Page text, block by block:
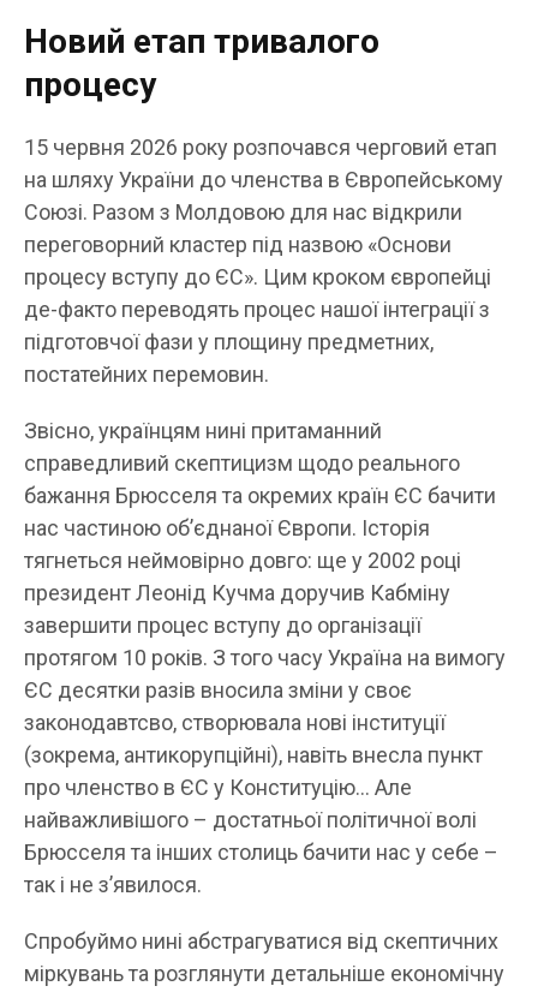
Новий етап тривалого
процесу
15 червня 2026 року розпочався черговий етап
на шляху України до членства в Європейському
Союзі. Разом з Молдовою для нас відкрили
переговорний кластер під назвою «Основи
процесу вступу до ЄС». Цим кроком європейці
де-факто переводять процес нашої інтеграції з
підготовчої фази у площину предметних,
постатейних перемовин.
Звісно, українцям нині притаманний
справедливий скептицизм щодо реального
бажання Брюсселя та окремих країн ЄС бачити
нас частиною об’єднаної Європи. Історія
тягнеться неймовірно довго: ще у 2002 році
президент Леонід Кучма доручив Кабміну
завершити процес вступу до організації
протягом 10 років. З того часу Україна на вимогу
ЄС десятки разів вносила зміни у своє
законодавтсво, створювала нові інституції
(зокрема, антикорупційні), навіть внесла пункт
про членство в ЄС у Конституцію… Але
найважливішого – достатньої політичної волі
Брюсселя та інших столиць бачити нас у себе –
так і не з’явилося.
Спробуймо нині абстрагуватися від скептичних
міркувань та розглянути детальніше економічну